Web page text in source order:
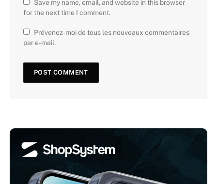
Save my name, email, and website in this browser
for the next time I comment.
Prévenez-moi de tous les nouveaux commentaires
par e-mail.